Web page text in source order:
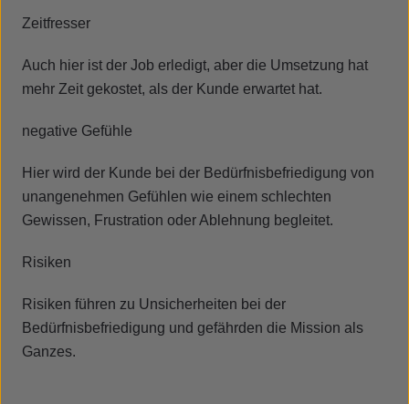
Zeitfresser
Auch hier ist der Job erledigt, aber die Umsetzung hat
mehr Zeit gekostet, als der Kunde erwartet hat.
negative Gefühle
Hier wird der Kunde bei der Bedürfnisbefriedigung von
unangenehmen Gefühlen wie einem schlechten
Gewissen, Frustration oder Ablehnung begleitet.
Risiken
Risiken führen zu Unsicherheiten bei der
Bedürfnisbefriedigung und gefährden die Mission als
Ganzes.